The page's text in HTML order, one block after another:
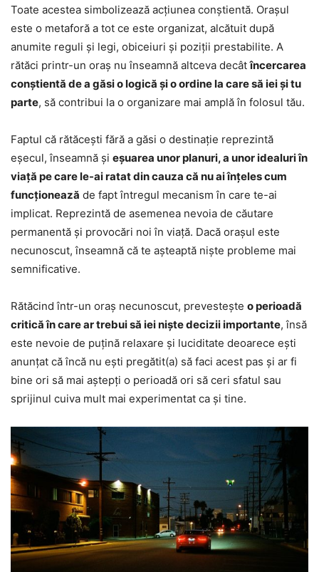
Toate acestea simbolizează acțiunea conștientă. Orașul
este o metaforă a tot ce este organizat, alcătuit după
anumite reguli și legi, obiceiuri și poziții prestabilite. A
rătăci printr-un oraș nu înseamnă altceva decâtîncercarea
conștientă de a găsi o logică și o ordine la care să iei și tu
parte, să contribui la o organizare mai amplă în folosul tău.
Faptul că rătăcești fără a găsi o destinație reprezintă
eșecul, înseamnă și eșuarea unor planuri, a unor idealuri în
viață pe care le-ai ratat din cauza că nu ai înțeles cum
funcționează de fapt întregul mecanism în care te-ai
implicat. Reprezintă de asemenea nevoia de căutare
permanentă și provocări noi în viață. Dacă orașul este
necunoscut, înseamnă că te așteaptă niște probleme mai
semnificative.
Rătăcind într-un oraș necunoscut, prevestește o perioadă
critică în care ar trebui să iei niște decizii importante, însă
este nevoie de puțină relaxare și luciditate deoarece ești
anunțat că încă nu ești pregătit(a) să faci acest pas și ar fi
bine ori să mai aștepți o perioadă ori să ceri sfatul sau
sprijinul cuiva mult mai experimentat ca și tine.